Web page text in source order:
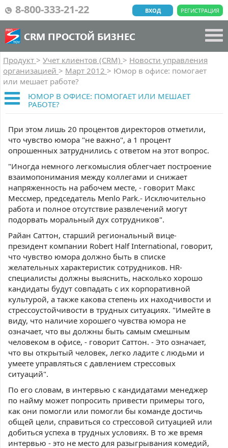
8-800-333-21-22 РЕГИСТРАЦИЯ
ВХОД
CRM ПРОСТОЙ БИЗНЕС
Продукт > Учет клиентов (CRM) > Новости управления
организацией > Март 2012 > Юмор в офисе: помогает
или мешает работе?
ЮМОР В ОФИСЕ: ПОМОГАЕТ ИЛИ МЕШАЕТ
РАБОТЕ?
При этом лишь 20 процентов директоров отметили,
что чувство юмора "не важно", а 1 процент
опрошенных затруднились с ответом на этот вопрос.
"Иногда немного легкомыслия облегчает построение
взаимопонимания между коллегами и снижает
напряженность на рабочем месте, - говорит Макс
Мессмер, председатель Menlo Park.- Исключительно
работа и полное отсутствие развлечений могут
подорвать моральный дух сотрудников".
Райан Саттон, старший региональный вице-
президент компании Robert Half International, говорит,
что чувство юмора должно быть в списке
желательных характеристик сотрудников. HR-
специалисты должны выяснить, насколько хорошо
кандидаты будут совпадать с их корпоративной
культурой, а также какова степень их находчивости и
стрессоустойчивости в трудных ситуациях. "Имейте в
виду, что наличие хорошего чувства юмора не
означает, что вы должны быть самым смешным
человеком в офисе, - говорит Саттон. - Это означает,
что вы открытый человек, легко ладите с людьми и
умеете управляться с давлением стрессовых
ситуаций".
По его словам, в интервью с кандидатами менеджер
по найму может попросить привести примеры того,
как они помогли или помогли бы команде достичь
общей цели, справиться со стрессовой ситуацией или
добиться успеха в трудных условиях. В то же время
интервью - это не место для разыгрывания комедий,